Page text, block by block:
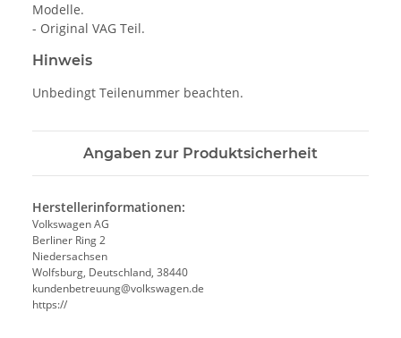
Modelle.
- Original VAG Teil.
Hinweis
Unbedingt Teilenummer beachten.
Angaben zur Produktsicherheit
Herstellerinformationen:
Volkswagen AG
Berliner Ring 2
Niedersachsen
Wolfsburg, Deutschland, 38440
kundenbetreuung@volkswagen.de
https://